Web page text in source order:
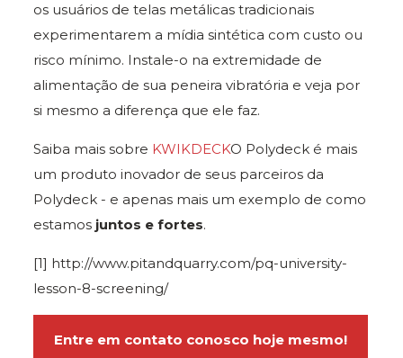
os usuários de telas metálicas tradicionais
experimentarem a mídia sintética com custo ou
risco mínimo. Instale-o na extremidade de
alimentação de sua peneira vibratória e veja por
si mesmo a diferença que ele faz.
Saiba mais sobre KWIKDECKO Polydeck é mais
um produto inovador de seus parceiros da
Polydeck - e apenas mais um exemplo de como
estamos juntos e fortes.
[1] http://www.pitandquarry.com/pq-university-
lesson-8-screening/
Entre em contato conosco hoje mesmo!